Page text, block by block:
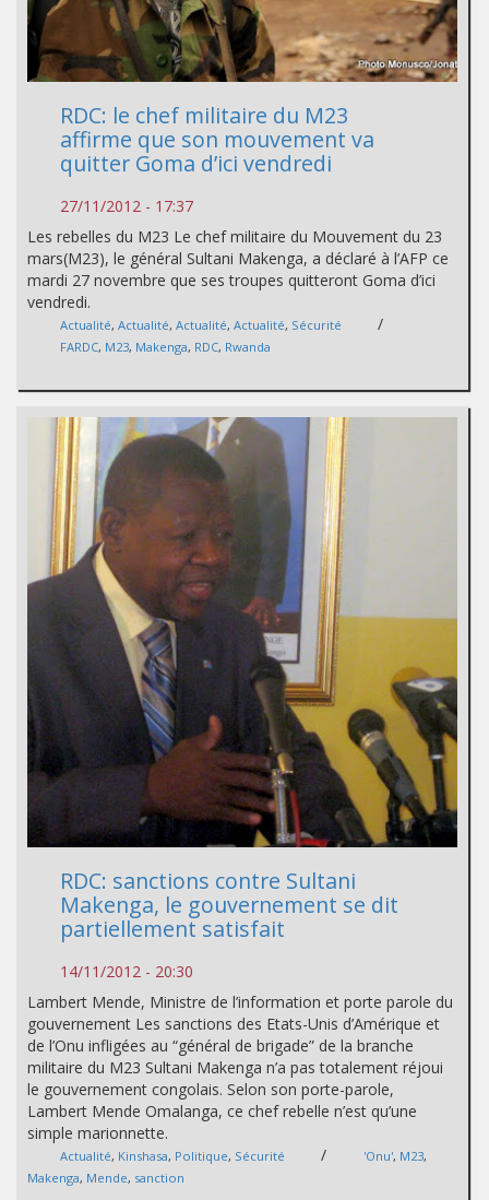
RDC: le chef militaire du M23
affirme que son mouvement va
quitter Goma d’ici vendredi
27/11/2012 - 17:37
Les rebelles du M23 Le chef militaire du Mouvement du 23
mars(M23), le général Sultani Makenga, a déclaré à l’AFP ce
mardi 27 novembre que ses troupes quitteront Goma d’ici
vendredi.
Actualité, Actualité, Actualité, Actualité, Sécurité /
FARDC, M23, Makenga, RDC, Rwanda
RDC: sanctions contre Sultani
Makenga, le gouvernement se dit
partiellement satisfait
14/11/2012 - 20:30
Lambert Mende, Ministre de l’information et porte parole du
gouvernement Les sanctions des Etats-Unis d’Amérique et
de l’Onu infligées au “général de brigade” de la branche
militaire du M23 Sultani Makenga n’a pas totalement réjoui
le gouvernement congolais. Selon son porte-parole,
Lambert Mende Omalanga, ce chef rebelle n’est qu’une
simple marionnette.
Actualité, Kinshasa, Politique, Sécurité / 'Onu', M23,
Makenga, Mende, sanction